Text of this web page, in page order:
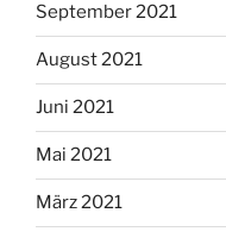
September 2021
August 2021
Juni 2021
Mai 2021
März 2021